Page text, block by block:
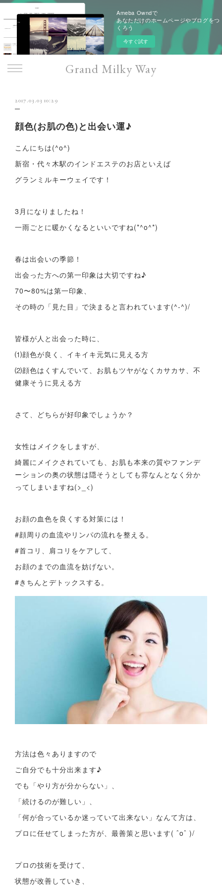
Ameba Owndで
あなただけのホームページやブログをつ
くろう
今すぐ試す
Grand Milky Way
2017.03.03 10:29
顔色(お肌の色)と出会い運♪
こんにちは(^o^)
新宿・代々木駅のインドエステのお店といえば
グランミルキーウェイです！
3月になりましたね！
一雨ごとに暖かくなるといいですね(*^o^*)
春は出会いの季節！
出会った方への第一印象は大切ですね♪
70〜80%は第一印象、
その時の「見た目」で決まると言われています(^-^)/
皆様が人と出会った時に、
⑴顔色が良く、イキイキ元気に見える方
⑵顔色はくすんでいて、お肌もツヤがなくカサカサ、不
健康そうに見える方
さて、どちらが好印象でしょうか？
女性はメイクをしますが、
綺麗にメイクされていても、お肌も本来の質やファンデ
ーションの奥の状態は隠そうとしても雰なんとなく分か
ってしまいますね(>_<)
お顔の血色を良くする対策には！
#顔周りの血流やリンパの流れを整える。
#首コリ、肩コリをケアして、
お顔のまでの血流を妨げない。
#きちんとデトックスする。
方法は色々ありますので
ご自分でも十分出来ます♪
でも「やり方が分からない」、
「続けるのが難しい」、
「何が合っているか迷っていて出来ない」なんて方は、
プロに任せてしまった方が、最善策と思います( ˆoˆ )/
プロの技術を受けて、
状態が改善していき、